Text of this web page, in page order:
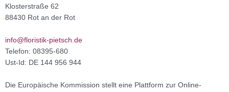
Klosterstraße 62
88430 Rot an der Rot
info@floristik-pietsch.de
Telefon: 08395-680
Ust-Id: DE 144 956 944
Die Europäische Kommission stellt eine Plattform zur Online-